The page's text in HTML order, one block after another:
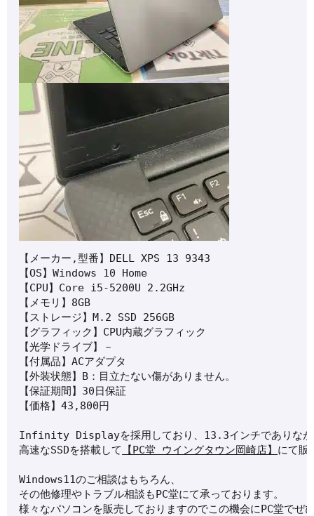
【メーカー,型番】DELL XPS 13 9343
【OS】Windows 10 Home
【CPU】Core i5-5200U 2.2GHz
【メモリ】8GB
【ストレージ】M.2 SSD 256GB
【グラフィック】CPU内蔵グラフィック
【光学ドライブ】－
【付属品】ACアダプタ
【外装状態】B：目立たない傷がありません。
【保証期間】30日保証
【価格】43,800円
Infinity Displayを採用しており、13.3インチでありながら
高速なSSDを搭載して
【PC堂 ウイングタウン岡崎店】 にて販
Windows11のご相談はもちろん、
その他修理やトラブル相談もPC堂にて承っております。
様々なパソコンを販売しておりますのでこの機会にPC堂でぜ